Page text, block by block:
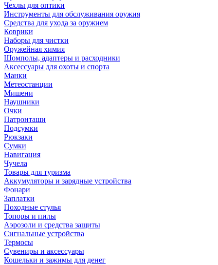
Чехлы для оптики
Инструменты для обслуживания оружия
Средства для ухода за оружием
Коврики
Наборы для чистки
Оружейная химия
Шомполы, адаптеры и расходники
Аксессуары для охоты и спорта
Манки
Метеостанции
Мишени
Наушники
Очки
Патронташи
Подсумки
Рюкзаки
Сумки
Навигация
Чучела
Товары для туризма
Аккумуляторы и зарядные устройства
Фонари
Заплатки
Походные стулья
Топоры и пилы
Аэрозоли и средства защиты
Сигнальные устройства
Термосы
Сувениры и аксессуары
Кошельки и зажимы для денег